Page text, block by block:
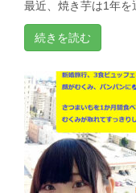
最近、焼き芋は1年を
続きを読む